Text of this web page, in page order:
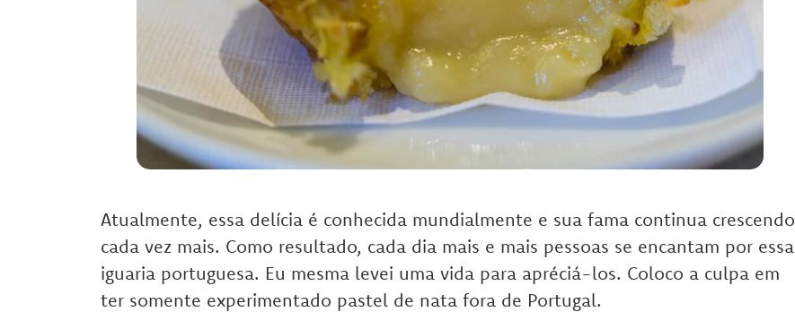
Atualmente, essa delícia é conhecida mundialmente e sua fama continua crescendo
cada vez mais. Como resultado, cada dia mais e mais pessoas se encantam por essa
iguaria portuguesa. Eu mesma levei uma vida para apréciá-los. Coloco a culpa em
ter somente experimentado pastel de nata fora de Portugal.